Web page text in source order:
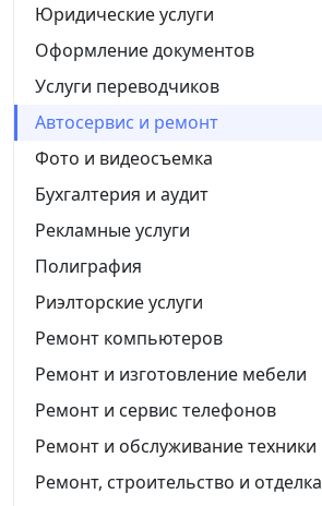
Юридические услуги
Оформление документов
Услуги переводчиков
Автосервис и ремонт
Фото и видеосъемка
Бухгалтерия и аудит
Рекламные услуги
Полиграфия
Риэлторские услуги
Ремонт компьютеров
Ремонт и изготовление мебели
Ремонт и сервис телефонов
Ремонт и обслуживание техники
Ремонт, строительство и отделка